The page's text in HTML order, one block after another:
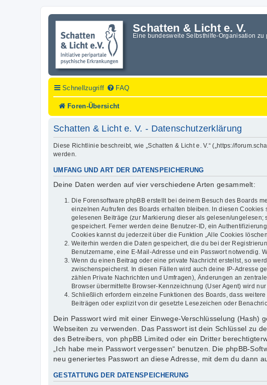
Schatten & Licht e. V.
Eine bundesweite Selbsthilfe-Organisation
Schnellzugriff FAQ
Foren-Übersicht
Schatten & Licht e. V. - Datenschutzerklärung
Diese Richtlinie beschreibt, wie „Schatten & Licht e. V.“ („https://
werden.
UMFANG UND ART DER DATENSPEICHERUNG
Deine Daten werden auf vier verschiedene Arten gesammelt:
Die Forensoftware phpBB erstellt bei deinem Besuch des Boards
einzelnen Aufrufen des Boards erhalten bleiben. In diesen
gelesenen Beiträge (zur Markierung dieser als gelesen/
gespeichert. Ferner werden deine Benutzer-ID, ein
Cookies kannst du jederzeit über die Funktion „Alle Cookies
Weiterhin werden die Daten gespeichert, die du bei der
Benutzername, eine E-Mail-Adresse und ein Passwort notwendig.
Wenn du einen Beitrag oder eine private Nachricht erstellst, so
zwischenspeicherst. In diesen Fällen wird auch deine IP-Adresse
zählen Private Nachrichten und Umfragen), Änderungen an
Browser übermittelte Browser-Kennzeichnung (User Agent) wird
Schließlich erfordern einzelne Funktionen des Boards, dass
Beiträgen oder explizit von dir gesetzte Lesezeichen oder
Dein Passwort wird mit einer Einwege-Verschlüsselung
Webseiten zu verwenden. Das Passwort ist dein Schlüssel zu
des Betreibers, von phpBB Limited oder ein Dritter
„Ich habe mein Passwort vergessen“ benutzen. Die phpBB-
neu generiertes Passwort an diese Adresse, mit dem du dann
GESTATTUNG DER DATENSPEICHERUNG